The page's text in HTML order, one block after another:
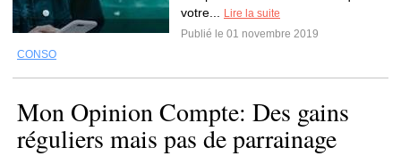
votre...
Lire la suite
Publié le 01 novembre 2019
CONSO
Mon Opinion Compte: Des gains
réguliers mais pas de parrainage